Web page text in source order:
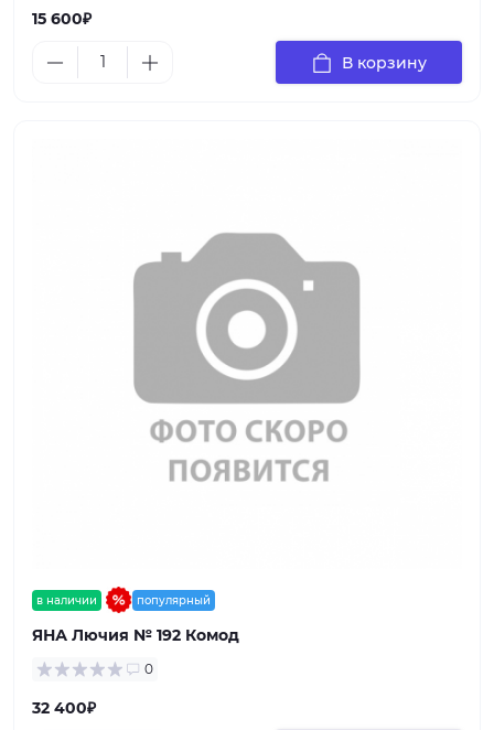
15 600₽
В корзину
в наличии популярный
ЯНА Лючия № 192 Комод
0
32 400₽